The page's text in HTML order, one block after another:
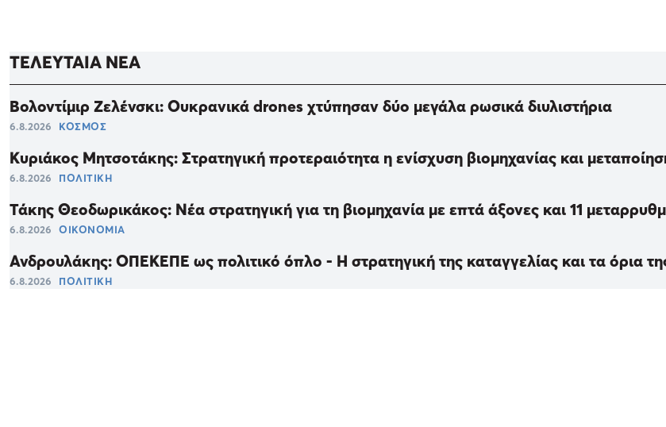
ΤΕΛΕΥΤΑΙΑ ΝΕΑ
Βολοντίμιρ Ζελένσκι: Ουκρανικά drones χτύπησαν δύο μεγάλα ρωσικά διυλιστήρια
6.8.2026 ΚΟΣΜΟΣ
Κυριάκος Μητσοτάκης: Στρατηγική προτεραιότητα η ενίσχυση βιομηχανίας και
6.8.2026 ΠΟΛΙΤΙΚΗ
Τάκης Θεοδωρικάκος: Νέα στρατηγική για τη βιομηχανία με επτά άξονες και 11
6.8.2026 ΟΙΚΟΝΟΜΙΑ
Ανδρουλάκης: ΟΠΕΚΕΠΕ ως πολιτικό όπλο - Η στρατηγική της καταγγελίας και τα όρια της
6.8.2026 ΠΟΛΙΤΙΚΗ